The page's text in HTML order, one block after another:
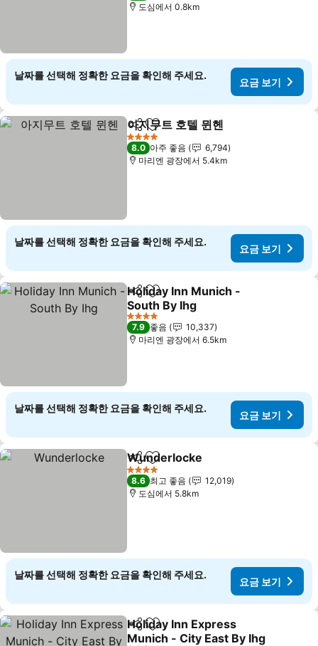
도심에서 0.8km
날짜를 선택해 정확한 요금을 확인해 주세요.
요금 보기
공유 즐겨찾기에 추가
아지무트 호텔 뮌헨
4 성급
8.0 아주 좋음
6,794
마리엔 광장에서 5.4km
날짜를 선택해 정확한 요금을 확인해 주세요.
요금 보기
공유 즐겨찾기에 추가
Holiday Inn Munich -
South By Ihg
4 성급
7.9 좋음
10,337
마리엔 광장에서 6.5km
날짜를 선택해 정확한 요금을 확인해 주세요.
요금 보기
공유 즐겨찾기에 추가
Wunderlocke
4 성급
8.6 최고 좋음
12,019
도심에서 5.8km
날짜를 선택해 정확한 요금을 확인해 주세요.
요금 보기
공유 즐겨찾기에 추가
Holiday Inn Express
Munich - City East By Ihg